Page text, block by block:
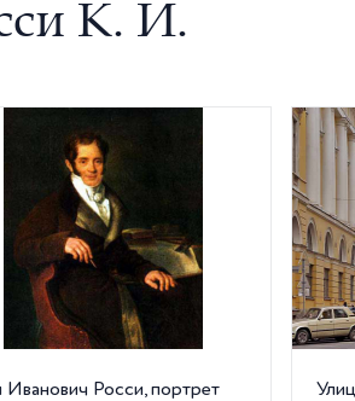
К. И.
Иванович Росси, портрет